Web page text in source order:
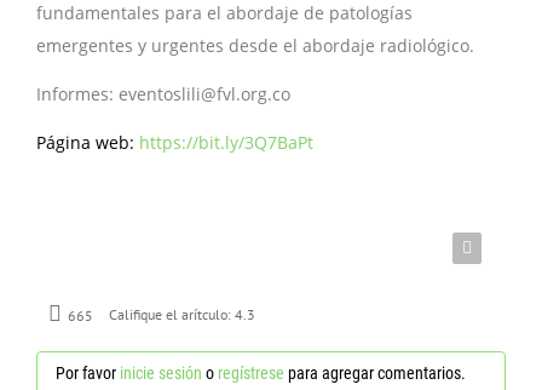
fundamentales para el abordaje de patologías
emergentes y urgentes desde el abordaje radiológico.
Informes: eventoslili@fvl.org.co
Página web: https://bit.ly/3Q7BaPt
665 Califique el arítculo: 4.3
Por favor inicie sesión o regístrese para agregar comentarios.